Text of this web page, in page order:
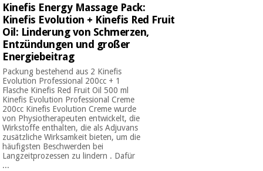
Kinefis Energy Massage Pack:
Kinefis Evolution + Kinefis Red Fruit
Oil: Linderung von Schmerzen,
Entzündungen und großer
Energiebeitrag
Packung bestehend aus 2 Kinefis
Evolution Professional 200cc + 1
Flasche Kinefis Red Fruit Oil 500 ml
Kinefis Evolution Professional Creme
200cc Kinefis Evolution Creme wurde
von Physiotherapeuten entwickelt, die
Wirkstoffe enthalten, die als Adjuvans
zusätzliche Wirksamkeit bieten, um die
häufigsten Beschwerden bei
Langzeitprozessen zu lindern . Dafür
...